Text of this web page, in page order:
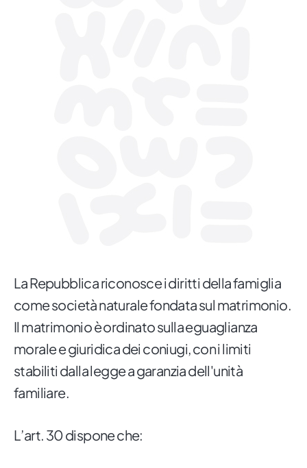
La Repubblica riconosce i diritti della famiglia
come società naturale fondata sul matrimonio.
Il matrimonio è ordinato sulla eguaglianza
morale e giuridica dei coniugi, con i limiti
stabiliti dalla legge a garanzia dell'unità
familiare.
L’art. 30 dispone che: